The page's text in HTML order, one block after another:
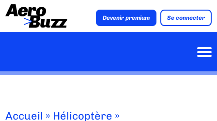
Devenir premium Se connecter
Accueil » Hélicoptère »